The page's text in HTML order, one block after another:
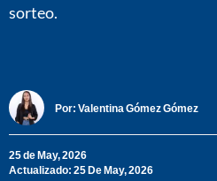
sorteo.
Por: Valentina Gómez Gómez
25 de May, 2026
Actualizado: 25 De May, 2026